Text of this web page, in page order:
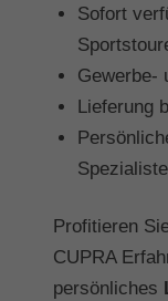
Sofort
Gewerbe-
Lieferung
Profitieren
CUPRA
persönliches